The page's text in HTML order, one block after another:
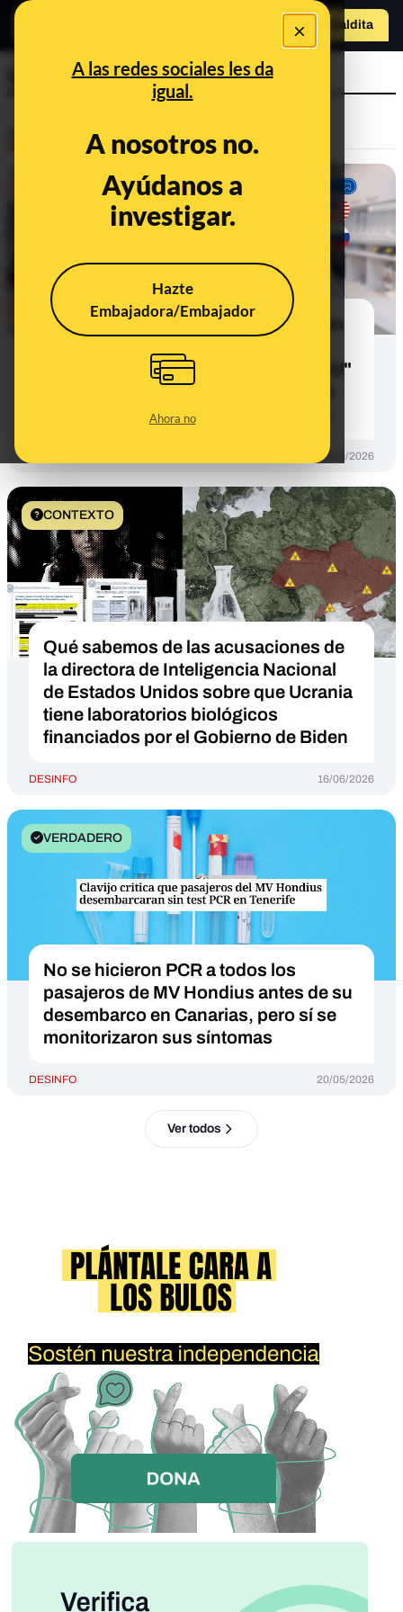
×
A las redes sociales les da
igual.
A nosotros no.
Ayúdanos a
investigar.
Hazte
Embajadora/Embajador
Ahora no
Hazte Maldita
laboratorios
Cómo Rusia aprovecha la revelación
biolaboratorios financiado por EEUU"
para volver a difundir la narrativa de
que Ucrania tiene armas biológicas
23/06/2026
CONTEXTO
Qué sabemos de las acusaciones de
la directora de Inteligencia Nacional
de Estados Unidos sobre que Ucrania
tiene laboratorios biológicos
financiados por el Gobierno de Biden
DESINFO 16/06/2026
VERDADERO
No se hicieron PCR a todos los
pasajeros de MV Hondius antes de su
desembarco en Canarias, pero sí se
monitorizaron sus síntomas
DESINFO 20/05/2026
Ver todos